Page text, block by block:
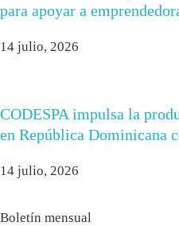
para apoyar a
14 julio, 2026
CODESPA impulsa la
en República Dominicana
14 julio, 2026
Boletín mensual